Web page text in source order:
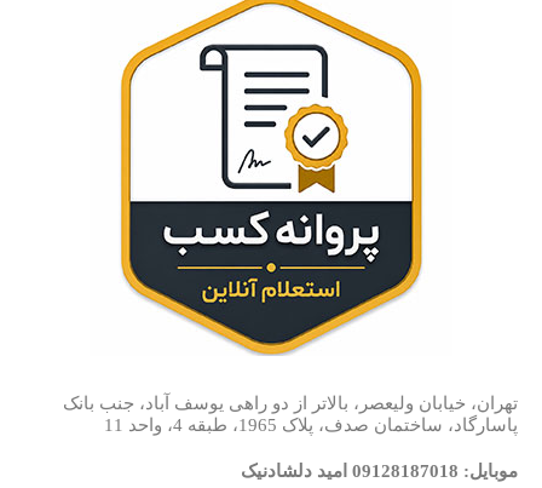
تهران، خیابان ولیعصر، بالاتر از دو راهی یوسف آباد، جنب بانک
پاسارگاد، ساختمان صدف، پلاک 1965، طبقه 4، واحد 11
موبایل: 09128187018 امید دلشادنیک